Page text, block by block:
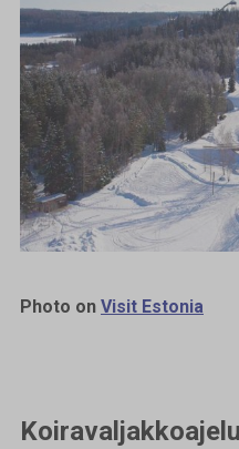
Photo on Visit Estonia